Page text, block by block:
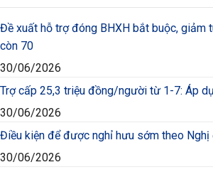
Đề xuất hỗ trợ đóng BHXH bắt buộc, giảm
còn 70
30/06/2026
Trợ cấp 25,3 triệu đồng/người từ 1-7: Áp
30/06/2026
Điều kiện để được nghỉ hưu sớm theo Nghị
30/06/2026